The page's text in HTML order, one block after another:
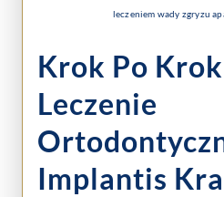
leczeniem wady zgryzu
Krok Po
Leczenie
Implantis